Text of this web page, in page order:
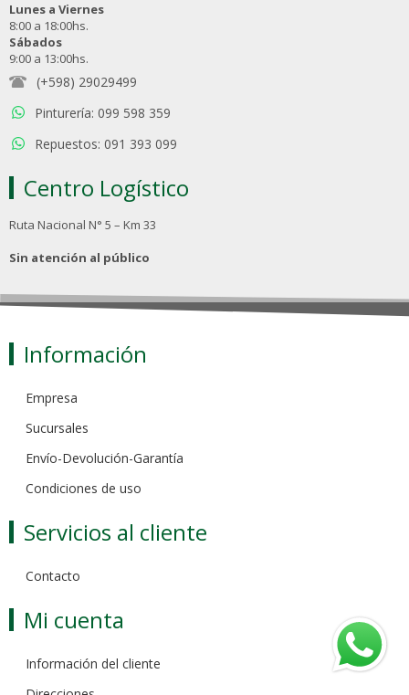
Lunes a Viernes
8:00 a 18:00hs.
Sábados
9:00 a 13:00hs.
(+598) 29029499
Pinturería: 099 598 359
Repuestos: 091 393 099
Centro Logístico
Ruta Nacional N° 5 – Km 33
Sin atención al público
Información
Empresa
Sucursales
Envío-Devolución-Garantía
Condiciones de uso
Servicios al cliente
Contacto
Mi cuenta
Información del cliente